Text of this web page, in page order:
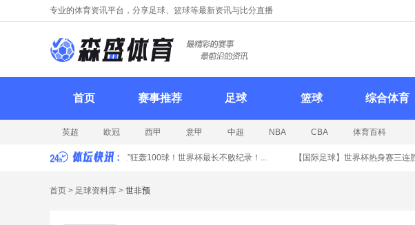
专业的体育资讯平台，分享足球、篮球等最新资讯与比分直播
首页 赛事推荐 足球 篮球 综合体育
英超 欧冠 西甲 意甲 中超 NBA CBA 体育百科
荷兰5-1横扫瑞典！“无冕之王”狂轰100球！世界杯最长不败纪录！... 【国际足球】世界杯热身赛三连胜
首页 > 足球资料库 > 世非预